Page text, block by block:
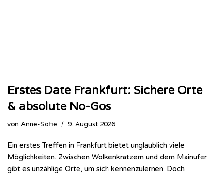
Erstes Date Frankfurt: Sichere Orte
& absolute No-Gos
von Anne-Sofie 9. August 2026
Ein erstes Treffen in Frankfurt bietet unglaublich viele
Möglichkeiten. Zwischen Wolkenkratzern und dem Mainufer
gibt es unzählige Orte, um sich kennenzulernen. Doch